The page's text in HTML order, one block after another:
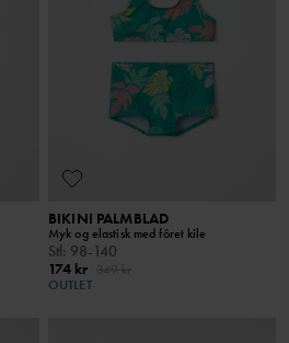
BIKINI PALMBLAD
Myk og elastisk med fôret kile
Stl: 98-140
174 kr
OUTLET